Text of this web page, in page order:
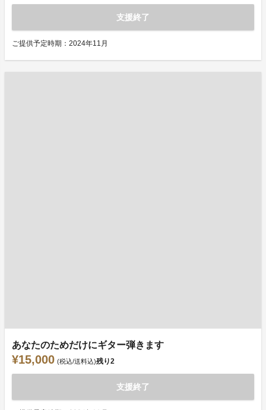
支援終了
ご提供予定時期：2024年11月
あなたのためだけにギター弾きます
¥15,000 (税込/送料込)残り2
支援終了